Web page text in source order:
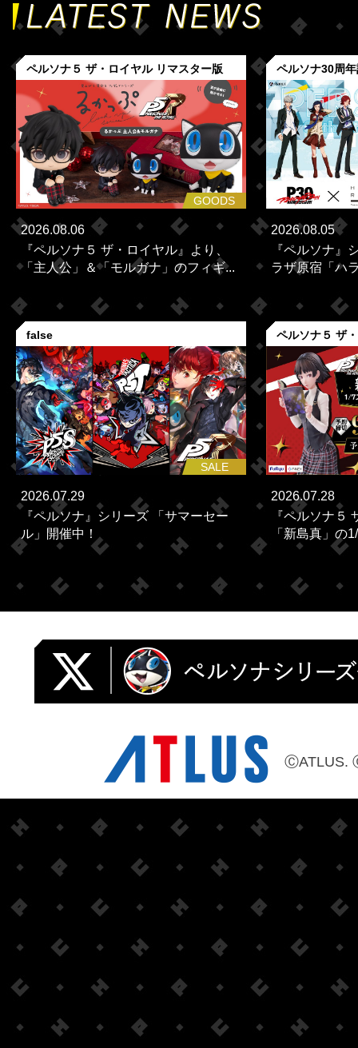
ペルソナ５ ザ・ロイヤル リマスター版
GOODS
2026.08.06
『ペルソナ５ ザ・ロイヤル』より、
「主人公」＆「モルガナ」のフィギ...
ペルソナ30周
2026.08.05
『ペルソナ』
ラザ原宿「ハ
false
SALE
2026.07.29
『ペルソナ』シリーズ 「サマーセー
ル」開催中！
ペルソナ５ ザ
2026.07.28
『ペルソナ５
「新島真」の
ⒸATLUS.